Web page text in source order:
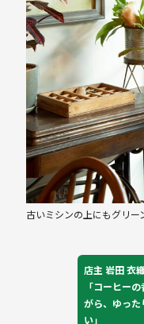
古いミシンの上にもグリ
店主 岩田 衣
「コーヒー
がら、ゆった
い」